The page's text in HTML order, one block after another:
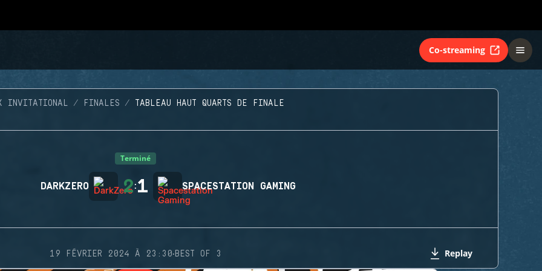
Co-streaming
INVITATIONAL FINALES TABLEAU HAUT QUARTS DE FINALE
Terminé
DARKZERO 2:1 SPACESTATION GAMING
19 FÉVRIER 2024 À 23:30·BEST OF 3 Replay